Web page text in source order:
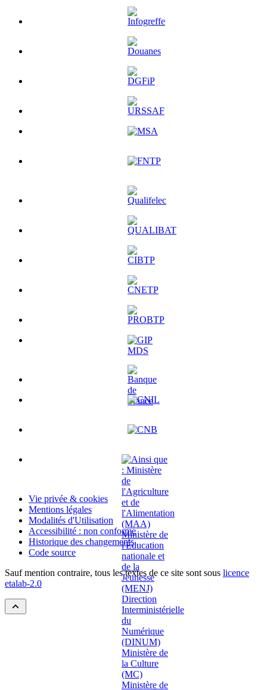
Vie privée & cookies
Mentions légales
Modalités d'Utilisation
Accessibilité : non conforme
Historique des changements
Code source
Sauf mention contraire, tous les textes de ce site sont sous licence
etalab-2.0